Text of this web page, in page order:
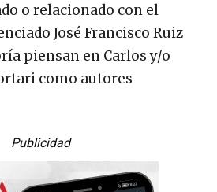
o relacionado con el
José Francisco Ruiz
piensan en Carlos y/o
como autores
Publicidad